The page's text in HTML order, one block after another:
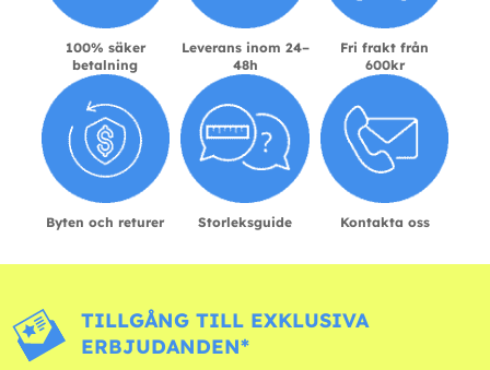
100% säker
betalning
Leverans inom 24–
48h
Fri frakt från
600kr
Byten och returer Storleksguide Kontakta oss
TILLGÅNG TILL EXKLUSIVA
ERBJUDANDEN*